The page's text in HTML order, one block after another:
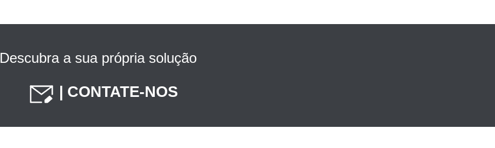
Descubra a sua própria solução
| CONTATE-NOS